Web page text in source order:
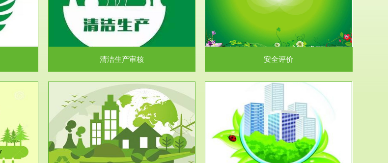
进法》、《清
清洁生产审核
安全评价
安全评价安全评价目的是查找、分析和预测工
程、系统、生产经营活...
安全评价
五”规划》有
服务范围
集团/企业级VOCs综合管控
进行VOCs管控，首先就要找到排放的源头，并